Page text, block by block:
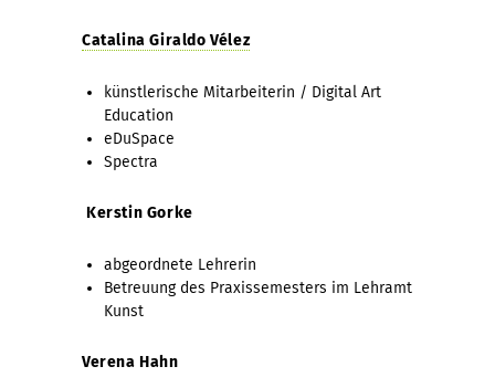
Catalina Giraldo Vélez
künstlerische Mitarbeiterin / Digital Art
Education
eDuSpace
Spectra
Kerstin Gorke
abgeordnete Lehrerin
Betreuung des Praxissemesters im Lehramt
Kunst
Verena Hahn